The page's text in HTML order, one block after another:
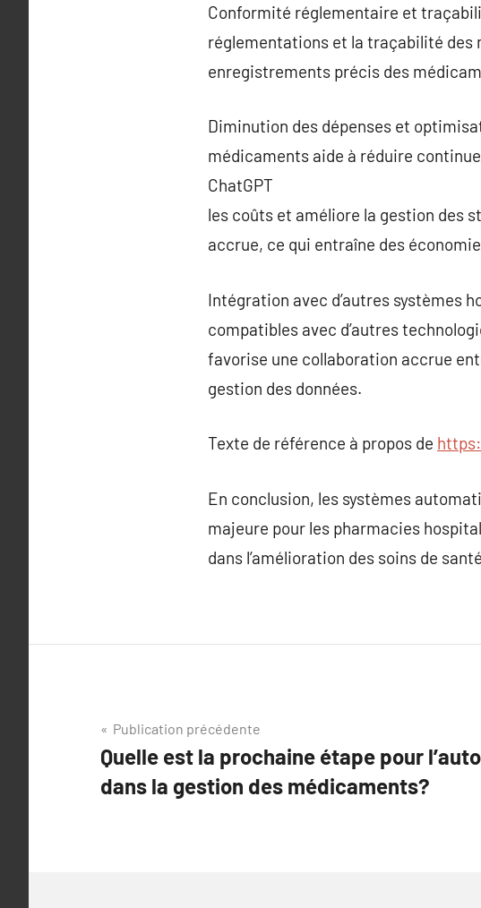
Conformité réglementaire et
réglementations et la traçabilité des
enregistrements précis des
Diminution des dépenses et
médicaments aide à réduire continue
ChatGPT
les coûts et améliore la gestion des
accrue, ce qui entraîne des
Intégration avec d’autres systèmes
compatibles avec d’autres
favorise une collaboration accrue
gestion des données.
Texte de référence à propos de
En conclusion, les systèmes
majeure pour les pharmacies
dans l’amélioration des soins de
Navigation
de
l’article
Publication précédente
Quelle est la prochaine étape pour
dans la gestion des médicaments?